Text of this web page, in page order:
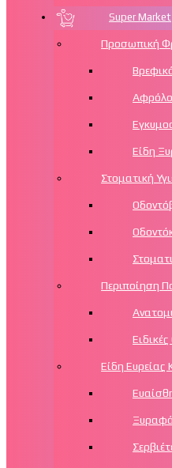
Super Market
Προσωπική
Είδη
Στοματική
Περιποίηση
Είδη